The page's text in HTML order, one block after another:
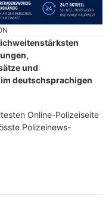
und
deutschsprachigen
Online-Polizeiseite
Polizeinews-